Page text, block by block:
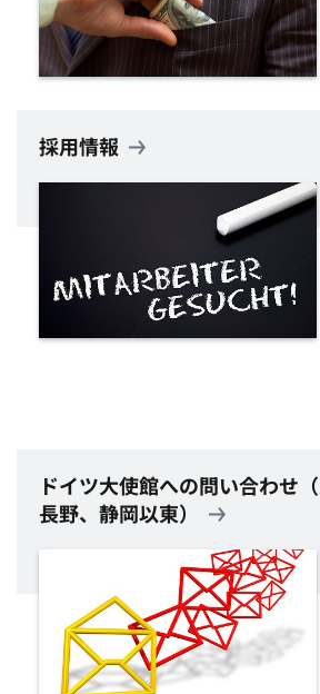
採用情報
ドイツ大使館への問い合わせ（
長野、静岡以東）